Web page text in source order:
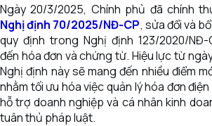
Ngày 20/3/2025, Chính phủ đã chính
Nghị định 70/2025/NĐ-CP, sửa đổi và
quy định trong Nghị định 123/2020/NĐ-
đến hóa đơn và chứng từ. Hiệu lực từ
Nghị định này sẽ mang đến nhiều điểm
nhằm tối ưu hóa việc quản lý hóa đơn
hỗ trợ doanh nghiệp và cá nhân kinh
tuân thủ pháp luật.